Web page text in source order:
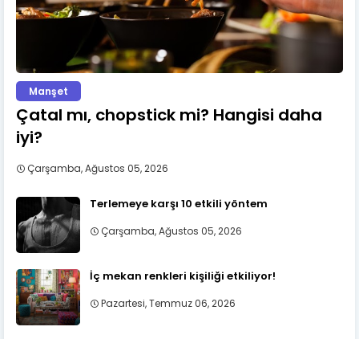
Manşet
Çatal mı, chopstick mi? Hangisi daha
iyi?
Çarşamba, Ağustos 05, 2026
Terlemeye karşı 10 etkili yöntem
Çarşamba, Ağustos 05, 2026
İç mekan renkleri kişiliği etkiliyor!
Pazartesi, Temmuz 06, 2026